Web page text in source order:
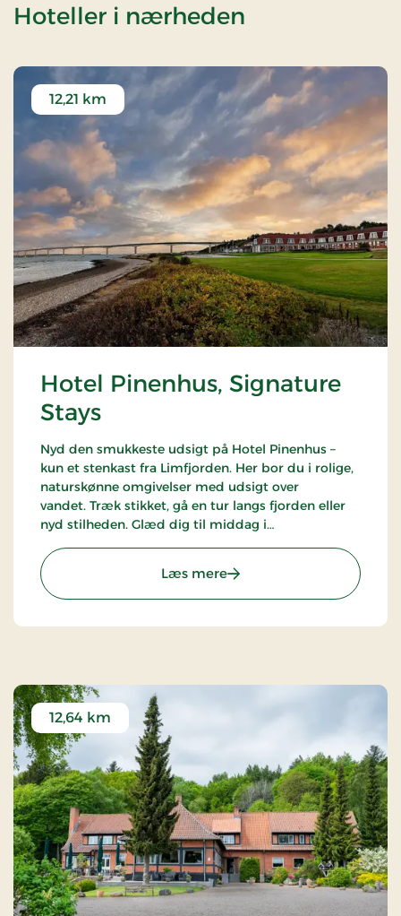
Hoteller i nærheden
Hotel Pinenhus, Signature
Stays
12,21 km
Nyd den smukkeste udsigt på Hotel Pinenhus –
kun et stenkast fra Limfjorden. Her bor du i rolige,
naturskønne omgivelser med udsigt over
vandet. Træk stikket, gå en tur langs fjorden eller
nyd stilheden. Glæd dig til middag i
en drink og måske et spil pool. Et ophold med ro,
udsigt og tid til det, der betyder mest.
Læs mere: Hotel Pinenhus,
12,64 km